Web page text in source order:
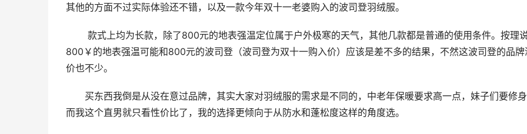
其他的方面不过实际体验还不错，以及一款今年双十一老婆购入的波司登羽绒服。
800￥的地表强温可能和800元的波司登（波司登为双十一购入价）应该是差不多的结果，不然这波司登的品牌
价也不少。
买东西我倒是从没在意过品牌，其实大家对羽绒服的需求是不同的，中老年保暖要求高一点，妹子们要修
而我这个直男就只看性价比了，我的选择更倾向于从防水和蓬松度这样的角度选。